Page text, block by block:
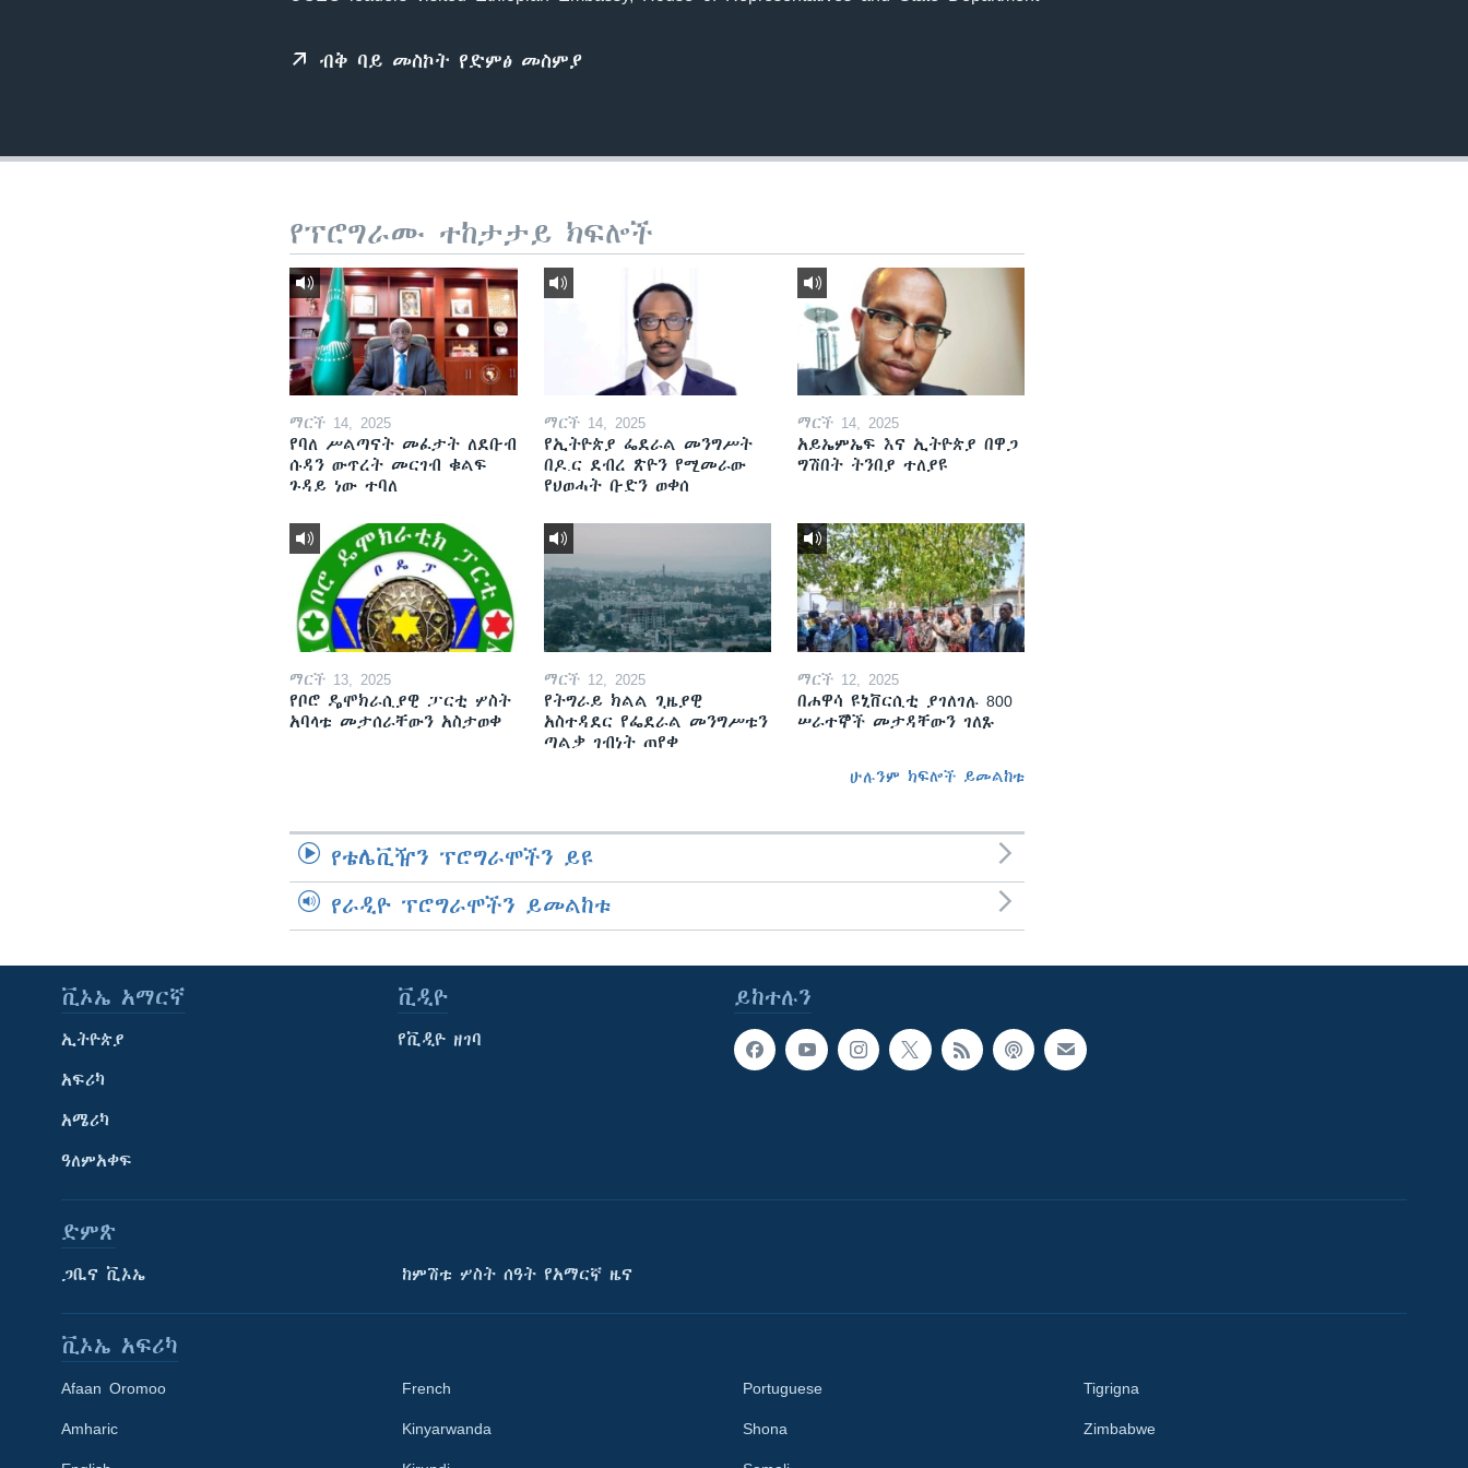
ብቅ ባይ መስኮት የድምፅ መስምያ
የፕሮግራሙ ተከታታይ ክፍሎች
ማርች 14, 2025
የባለ ሥልጣናት መፈታት ለደቡብ
ሱዳን ውጥረት መርገብ ቁልፍ
ጉዳይ ነው ተባለ
ማርች 14, 2025
የኢትዮጵያ ፌደራል መንግሥት
በዶ.ር ደብረ ጽዮን የሚመራው
የህወሓት ቡድን ወቀሰ
ማርች 14, 2025
አይኤምኤፍ እና ኢትዮጵያ በዋጋ
ግሽበት ትንበያ ተለያዩ
ማርች 13, 2025
የቦሮ ዴሞክራሲያዊ ፓርቲ ሦስት
አባላቱ መታሰራቸውን አስታወቀ
ማርች 12, 2025
የትግራይ ክልል ጊዜያዊ
አስተዳደር የፌደራል መንግሥቱን
ጣልቃ ገብነት ጠየቀ
ማርች 12, 2025
በሐዋሳ ዩኒቨርሲቲ ያገለገሉ 800
ሠራተኞች መታዳቸውን ገለጹ
ሁሉንም ክፍሎች ይመልከቱ
የቴሌቪዥን ፕሮግራሞችን ይዩ
የራዲዮ ፕሮግራሞችን ይመልከቱ
ይከተሉን
ቪኦኤ አማርኛ
ኢትዮጵያ
አፍሪካ
አሜሪካ
ዓለምአቀፍ
ቪዲዮ
የቪዲዮ ዘገባ
ድምጽ
ጋቢና ቪኦኤ ከምሽቱ ሦስት ሰዓት የአማርኛ ዜና
ቪኦኤ አፍሪካ
Afaan Oromoo
Amharic
French
Kinyarwanda
Portuguese
Shona
Tigrigna
Zimbabwe